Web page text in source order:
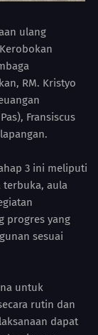
ulang
RM. Kristyo
Fransiscus
3 ini meliputi
terbuka, aula
progres yang
sesuai
untuk
rutin dan
dapat